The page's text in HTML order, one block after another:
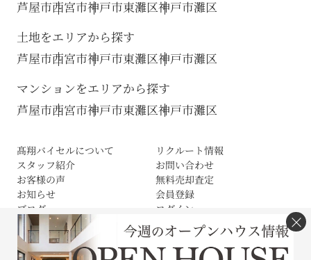
芦屋市西宮市神戸市東灘区神戸市灘区
土地をエリアから探す
芦屋市西宮市神戸市東灘区神戸市灘区
マンションをエリアから探す
芦屋市西宮市神戸市東灘区神戸市灘区
髙翔バイセルについて
リクルート情報
スタッフ紹介
お問い合わせ
お客様の声
無料売却査定
お知らせ
会員登録
ブログ
ログイン
×